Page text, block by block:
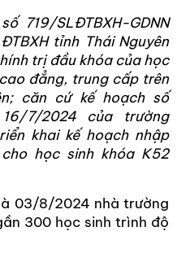
719/SLĐTBXH-GDNN
tỉnh Thái Nguyên
trị đầu khóa của học
đẳng, trung cấp trên
căn cứ kế hoạch số
7/2024 của trường
khai kế hoạch nhập
học sinh khóa K52
03/8/2024 nhà trường
300 học sinh trình độ